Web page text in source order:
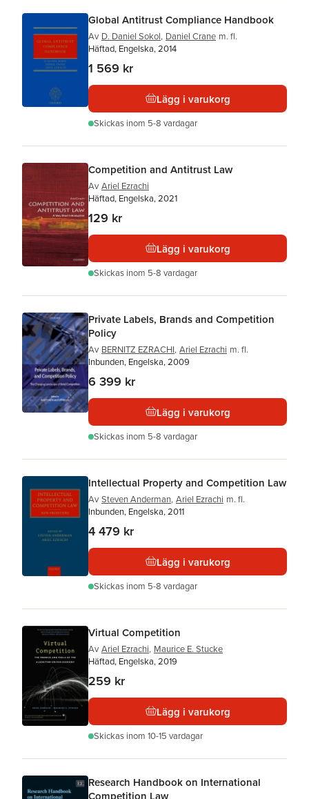
Global Antitrust Compliance Handbook
Av D. Daniel Sokol, Daniel Crane m. fl.
Häftad, Engelska, 2014
1 569 kr
Lägg i varukorg
Skickas inom 5-8 vardagar
Competition and Antitrust Law
Av Ariel Ezrachi
Häftad, Engelska, 2021
129 kr
Lägg i varukorg
Skickas inom 5-8 vardagar
Private Labels, Brands and Competition
Policy
Av BERNITZ EZRACHI, Ariel Ezrachi m. fl.
Inbunden, Engelska, 2009
6 399 kr
Lägg i varukorg
Skickas inom 5-8 vardagar
Intellectual Property and Competition Law
Av Steven Anderman, Ariel Ezrachi m. fl.
Inbunden, Engelska, 2011
4 479 kr
Lägg i varukorg
Skickas inom 5-8 vardagar
Virtual Competition
Av Ariel Ezrachi, Maurice E. Stucke
Häftad, Engelska, 2019
259 kr
Lägg i varukorg
Skickas inom 10-15 vardagar
Research Handbook on International
Competition Law